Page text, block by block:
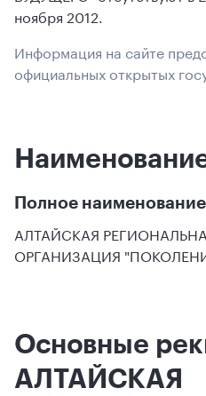
ноября 2012.
Информация на сайте
официальных открытых
Полное наименование
АЛТАЙСКАЯ
ОРГАНИЗАЦИЯ
Основные
АЛТАЙСКАЯ